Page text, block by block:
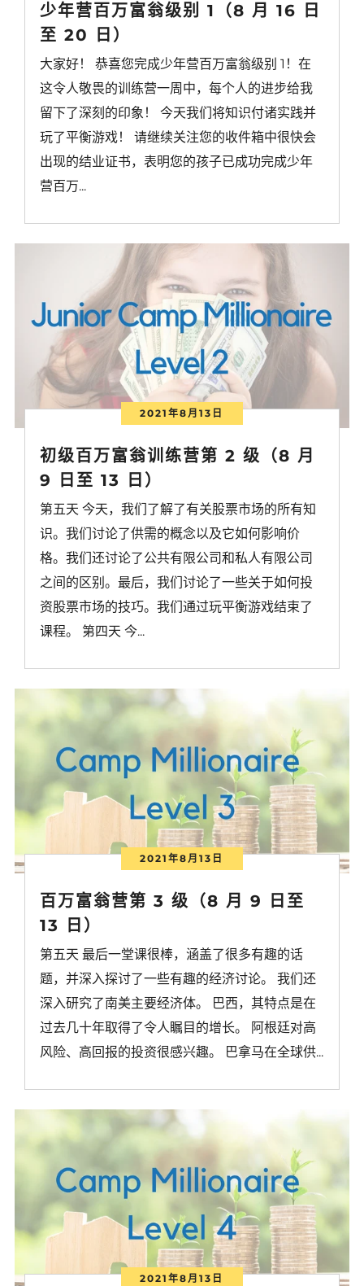
少年营百万富翁级别 1（8 月 16 日
至 20 日）
大家好！ 恭喜您完成少年营百万富翁级别 1！在
这令人敬畏的训练营一周中，每个人的进步给我
留下了深刻的印象！ 今天我们将知识付诸实践并
玩了平衡游戏！ 请继续关注您的收件箱中很快会
出现的结业证书，表明您的孩子已成功完成少年
营百万...
2021年8月13日
初级百万富翁训练营第 2 级（8 月
9 日至 13 日）
第五天 今天，我们了解了有关股票市场的所有知
识。我们讨论了供需的概念以及它如何影响价
格。我们还讨论了公共有限公司和私人有限公司
之间的区别。最后，我们讨论了一些关于如何投
资股票市场的技巧。我们通过玩平衡游戏结束了
课程。 第四天 今...
2021年8月13日
百万富翁营第 3 级（8 月 9 日至
13 日）
第五天 最后一堂课很棒，涵盖了很多有趣的话
题，并深入探讨了一些有趣的经济讨论。 我们还
深入研究了南美主要经济体。 巴西，其特点是在
过去几十年取得了令人瞩目的增长。 阿根廷对高
风险、高回报的投资很感兴趣。 巴拿马在全球供...
2021年8月13日